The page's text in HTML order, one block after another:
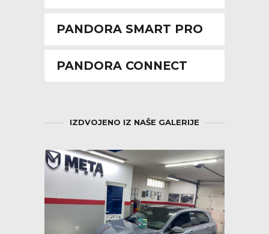
PANDORA SMART PRO
PANDORA CONNECT
IZDVOJENO IZ NAŠE GALERIJE